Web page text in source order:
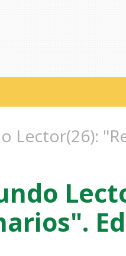
Lector(26):